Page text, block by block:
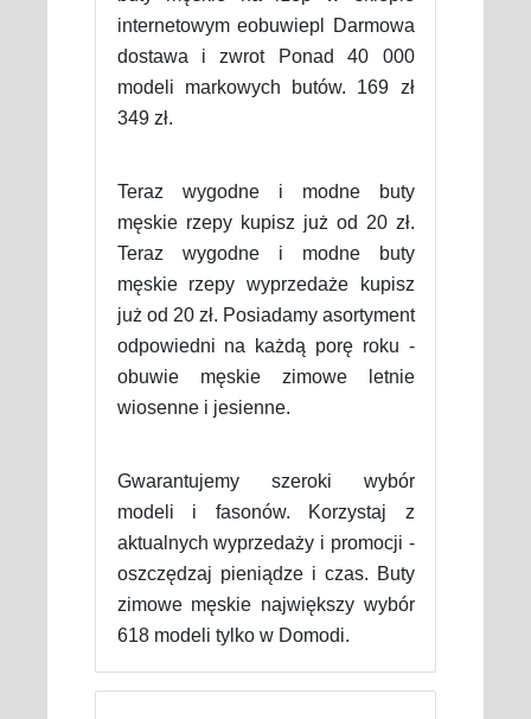
internetowym eobuwiepl Darmowa
dostawa i zwrot Ponad 40 000
modeli markowych butów. 169 zł
349 zł.
Teraz wygodne i modne buty
męskie rzepy kupisz już od 20 zł.
Teraz wygodne i modne buty
męskie rzepy wyprzedaże kupisz
już od 20 zł. Posiadamy asortyment
odpowiedni na każdą porę roku -
obuwie męskie zimowe letnie
wiosenne i jesienne.
Gwarantujemy szeroki wybór
modeli i fasonów. Korzystaj z
aktualnych wyprzedaży i promocji -
oszczędzaj pieniądze i czas. Buty
zimowe męskie największy wybór
618 modeli tylko w Domodi.